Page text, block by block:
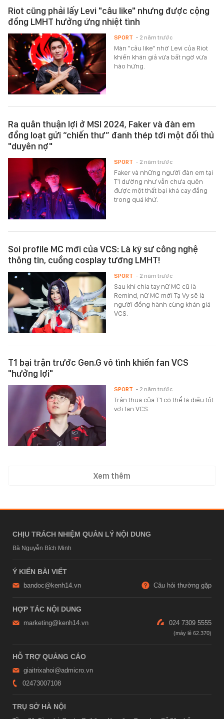
Riot cũng phải lấy Levi "câu like" nhưng được cộng
đồng LMHT hưởng ứng nhiệt tình
Màn "câu like" nhờ Levi của Riot
khiến khán giả vừa bất ngờ vừa
hào hứng.
SPORT - 2 năm trước
Ra quân thuận lợi ở MSI 2024, Faker và đàn em
đồng loạt gửi “chiến thư” đanh thép tới một đối thủ
"duyên nợ"
Faker và những người đàn em tại
T1 dường như vẫn chưa quên
được một thất bại khá cay đắng
trong quá khứ.
SPORT - 2 năm trước
Soi profile MC mới của VCS: Là kỹ sư công nghệ
thông tin, cuồng cosplay tướng LMHT!
Sau khi chia tay nữ MC cũ là
Remind, nữ MC mới Tạ Vy sẽ là
người đồng hành cùng khán giả
VCS.
SPORT - 2 năm trước
T1 bại trận trước Gen.G vô tình khiến fan VCS
"hưởng lợi"
Trận thua của T1 có thể là điều tốt
với fan VCS.
SPORT - 2 năm trước
Xem thêm
CHỊU TRÁCH NHIỆM QUẢN LÝ NỘI DUNG
Bà Nguyễn Bích Minh
Ý KIẾN BÀI VIẾT
bandoc@kenh14.vn Câu hỏi thường gặp
HỢP TÁC NỘI DUNG
marketing@kenh14.vn 024 7309 5555
HỖ TRỢ QUẢNG CÁO
giaitrixahoi@admicro.vn
02473007108
TRỤ SỞ HÀ NỘI